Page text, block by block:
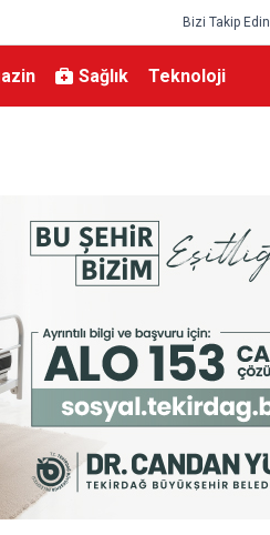
Bizi Takip Edin
Sağlık Teknoloji
düğününe katıldı